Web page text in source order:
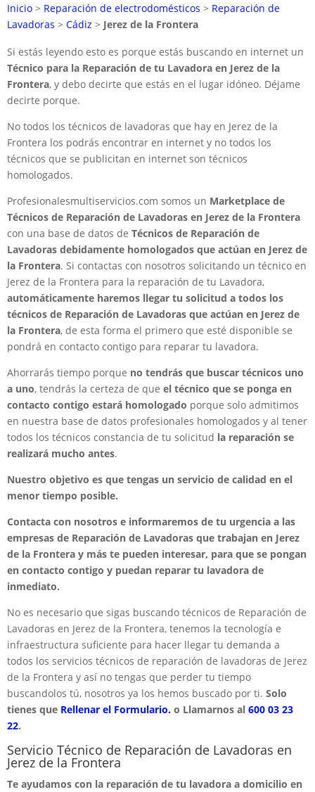
Inicio > Reparación de electrodomésticos > Reparación de
Lavadoras > Cádiz > Jerez de la Frontera
Si estás leyendo esto es porque estás buscando en internet un
Técnico para la Reparación de tu Lavadora en Jerez de la
Frontera, y debo decirte que estás en el lugar idóneo. Déjame
decirte porque.
No todos los técnicos de lavadoras que hay en Jerez de la
Frontera los podrás encontrar en internet y no todos los
técnicos que se publicitan en internet son técnicos
homologados.
Profesionalesmultiservicios.com somos un Marketplace de
Técnicos de Reparación de Lavadoras en Jerez de la Frontera
con una base de datos de Técnicos de Reparación de
Lavadoras debidamente homologados que actúan en Jerez de
la Frontera. Si contactas con nosotros solicitando un técnico en
Jerez de la Frontera para la reparación de tu Lavadora,
automáticamente haremos llegar tu solicitud a todos los
técnicos de Reparación de Lavadoras que actúan en Jerez de
la Frontera, de esta forma el primero que esté disponible se
pondrá en contacto contigo para reparar tu lavadora.
Ahorrarás tiempo porque no tendrás que buscar técnicos uno
a uno, tendrás la certeza de que el técnico que se ponga en
contacto contigo estará homologado porque solo admitimos
en nuestra base de datos profesionales homologados y al tener
todos los técnicos constancia de tu solicitud la reparación se
realizará mucho antes.
Nuestro objetivo es que tengas un servicio de calidad en el
menor tiempo posible.
Contacta con nosotros e informaremos de tu urgencia a las
empresas de Reparación de Lavadoras que trabajan en Jerez
de la Frontera y más te pueden interesar, para que se pongan
en contacto contigo y puedan reparar tu lavadora de
inmediato.
No es necesario que sigas buscando técnicos de Reparación de
Lavadoras en Jerez de la Frontera, tenemos la tecnología e
infraestructura suficiente para hacer llegar tu demanda a
todos los servicios técnicos de reparación de lavadoras de Jerez
de la Frontera y así no tengas que perder tu tiempo
buscandolos tú, nosotros ya los hemos buscado por ti. Solo
tienes que Rellenar el Formulario. o Llamarnos al 600 03 23
22.
Servicio Técnico de Reparación de Lavadoras en
Jerez de la Frontera
Te ayudamos con la reparación de tu lavadora a domicilio en